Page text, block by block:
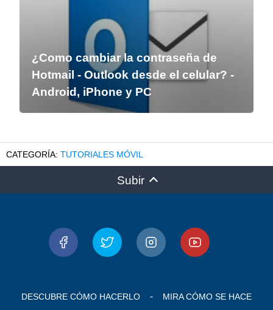
¿Como cambiar la contraseña de
Hotmail - Outlook desde el celular? -
Android, iPhone y PC
TUTORIALES MÓVIL
Subir
DESCUBRE CÓMO HACERLO MIRA CÓMO SE HACE